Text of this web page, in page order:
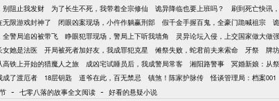
别阻止我发财 为了长生不死，我带着全宗修仙 诡异降临也要上班吗？ 刷到死亡快讯
无限游戏封神了 闭眼凶案现场，小仵作躺赢刑部 假千金手握百鬼，全豪门跪喊祖宗
全警局追凶被带飞 睁眼犯罪现场，警局上下听我墙角 灵异论坛入侵，上交国家做大做强
女她是法医 开局被死者加好友，我成罪犯克星 傩祭失败，蛇君前夫来索命 牙祭 牌
高铁上开始的猎魔人之旅 成凶宅试睡员后，我成警局常客 湘阳路警事 冥婚新娘：从
成了渡厄者 18层钥匙 道爷在此，百无禁忌 镇煞！陈家护脉传 怪谈管理局：档案001
- 七零八落的故事全文阅读 - 好看的悬疑小说